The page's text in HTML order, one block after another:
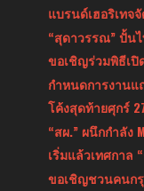
แบรนด์เฮอริเทจ
“สุดาวรรณ” ปั้น
ขอเชิญร่วมพิธีเปิ
กำหนดการงานแ
โค้งสุดท้ายศุกร์
“สผ.” ผนึกกำลัง
เริ่มแล้วเทศกา
ขอเชิญชวนคนก